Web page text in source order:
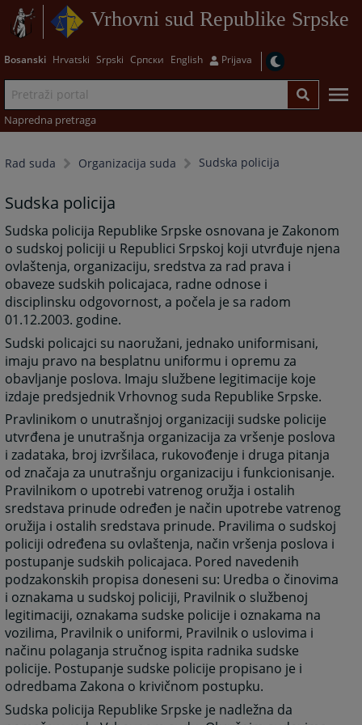
Vrhovni sud Republike Srpske
Bosanski Hrvatski Srpski Српски English Prijava
Napredna pretraga
Rad suda Organizacija suda Sudska policija
Sudska policija
Sudska policija Republike Srpske osnovana je Zakonom
o sudskoj policiji u Republici Srpskoj koji utvrđuje njena
ovlaštenja, organizaciju, sredstva za rad prava i
obaveze sudskih policajaca, radne odnose i
disciplinsku odgovornost, a počela je sa radom
01.12.2003. godine.
Sudski policajci su naoružani, jednako uniformisani,
imaju pravo na besplatnu uniformu i opremu za
obavljanje poslova. Imaju službene legitimacije koje
izdaje predsjednik Vrhovnog suda Republike Srpske.
Pravlinikom o unutrašnjoj organizaciji sudske policije
utvrđena je unutrašnja organizacija za vršenje poslova
i zadataka, broj izvršilaca, rukovođenje i druga pitanja
od značaja za unutrašnju organizaciju i funkcionisanje.
Pravilnikom o upotrebi vatrenog oružja i ostalih
sredstava prinude određen je način upotrebe vatrenog
oružija i ostalih sredstava prinude. Pravilima o sudskoj
policiji određena su ovlaštenja, način vršenja poslova i
postupanje sudskih policajaca. Pored navedenih
podzakonskih propisa doneseni su: Uredba o činovima
i oznakama u sudskoj policiji, Pravilnik o službenoj
legitimaciji, oznakama sudske policije i oznakama na
vozilima, Pravilnik o uniformi, Pravilnik o uslovima i
načinu polaganja stručnog ispita radnika sudske
policije. Postupanje sudske policije propisano je i
odredbama Zakona o krivičnom postupku.
Sudska policija Republike Srpske je nadležna da